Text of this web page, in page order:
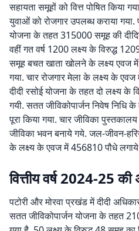
सहायता समूहों को वित्त पोषित किया
युवाओं को रोजगार उपलब्ध कराया गया.
योजना के तहत 315000 समूह की
वहीं गत वर्ष 1200 लक्ष्य के विरुद्ध
समूह बचत खाता खोलने के लक्ष्य एवज
गया. चार रोजगार मेला के लक्ष्य के एवज
दीदी रसोई योजना के तहत दो लक्ष्य के
गयी. सतत जीविकोपार्जन निवेष
पूरा किया गया. चार जीविका
जीविका भवन बनाये गये. जल-जीवन-
के लक्ष्य के एवज में 456810 पौधे
वित्तीय वर्ष 2024-25
पटोरी और मोरवा प्रखंड में दीदी
सतत जीविकोपार्जन योजना के तहत 210